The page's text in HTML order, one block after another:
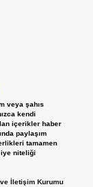
veya şahıs
kendi
içerikler haber
paylaşım
tamamen
niteliği
İletişim Kurumu